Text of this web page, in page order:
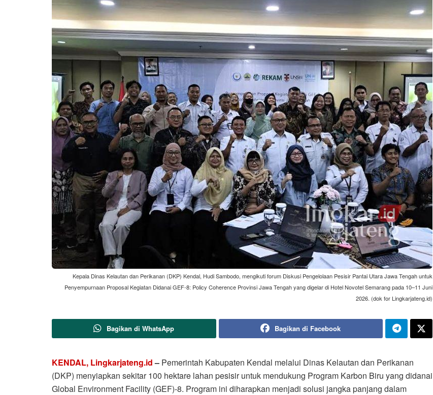
Kepala Dinas Kelautan dan Perikanan (DKP) Kendal, Hudi Sambodo, mengikuti forum Diskusi Pengelolaan Pesisir Pantai Utara Jawa Tengah untuk
Penyempurnaan Proposal Kegiatan Didanai GEF-8: Policy Coherence Provinsi Jawa Tengah yang digelar di Hotel Novotel Semarang pada 10–11 Juni
2026. (dok for Lingkarjateng.id)
Bagikan di WhatsApp Bagikan di Facebook
KENDAL, Lingkarjateng.id– Pemerintah Kabupaten Kendal melalui Dinas Kelautan dan Perikanan
(DKP) menyiapkan sekitar 100 hektare lahan pesisir untuk mendukung Program Karbon Biru yang didanai
Global Environment Facility (GEF)-8. Program ini diharapkan menjadi solusi jangka panjang dalam